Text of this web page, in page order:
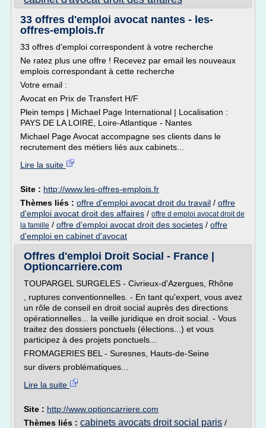
33 offres d'emploi avocat nantes - les-
offres-emplois.fr
33 offres d'emploi correspondent à votre recherche
Ne ratez plus une offre ! Recevez par email les nouveaux
emplois correspondant à cette recherche
Votre email :
Avocat en Prix de Transfert H/F
Plein temps | Michael Page International | Localisation :
PAYS DE LA LOIRE, Loire-Atlantique - Nantes
Michael Page Avocat accompagne ses clients dans le
recrutement des métiers liés aux cabinets...
Lire la suite
Site : http://www.les-offres-emplois.fr
Thèmes liés : offre d'emploi avocat droit du travail / offre
d'emploi avocat droit des affaires / offre d emploi avocat droit de
la famille / offre d'emploi avocat droit des societes / offre
d'emploi en cabinet d'avocat
Offres d'emploi Droit Social - France |
Optioncarriere.com
TOUPARGEL SURGELES - Civrieux-d'Azergues, Rhône
, ruptures conventionnelles. - En tant qu'expert, vous avez
un rôle de conseil en droit social auprès des directions
opérationnelles... la veille juridique en droit social. - Vous
traitez des dossiers ponctuels (élections...) et vous
participez à des projets ponctuels...
FROMAGERIES BEL - Suresnes, Hauts-de-Seine
sur divers problématiques...
Lire la suite
Site : http://www.optioncarriere.com
Thèmes liés : cabinets avocats droit social paris /